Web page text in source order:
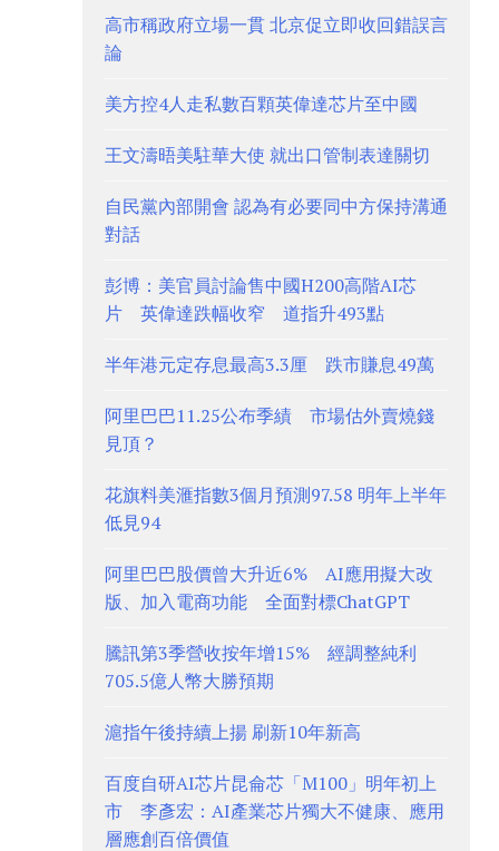
高市稱政府立場一貫 北京促立即收回錯誤言
論
美方控4人走私數百顆英偉達芯片至中國
王文濤晤美駐華大使 就出口管制表達關切
自民黨內部開會 認為有必要同中方保持溝通
對話
彭博：美官員討論售中國H200高階AI芯
片 英偉達跌幅收窄 道指升493點
半年港元定存息最高3.3厘 跌市賺息49萬
阿里巴巴11.25公布季績 市場估外賣燒錢
見頂？
花旗料美滙指數3個月預測97.58 明年上半年
低見94
阿里巴巴股價曾大升近6% AI應用擬大改
版、加入電商功能 全面對標ChatGPT
騰訊第3季營收按年增15% 經調整純利
705.5億人幣大勝預期
滬指午後持續上揚 刷新10年新高
百度自研AI芯片昆侖芯「M100」明年初上
市 李彥宏：AI產業芯片獨大不健康、應用
層應創百倍價值